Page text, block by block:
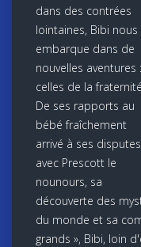
dans des contrées
lointaines, Bibi nous
embarque dans de
nouvelles aventures :
celles de la
De ses rapports au
bébé fraîchement
arrivé à ses disputes
avec Prescott le
nounours, sa
découverte des
du monde et sa
grands », Bibi, loin